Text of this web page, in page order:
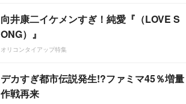
向井康二イケメンすぎ！純愛『（LOVE S
ONG）』
オリコンタイアップ特集
デカすぎ都市伝説発生!?ファミマ45％増量
作戦再来